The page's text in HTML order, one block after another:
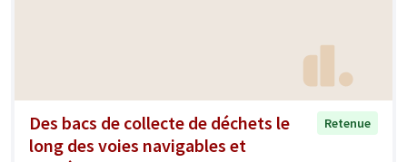
Des bacs de collecte de déchets le
long des voies navigables et
Retenue